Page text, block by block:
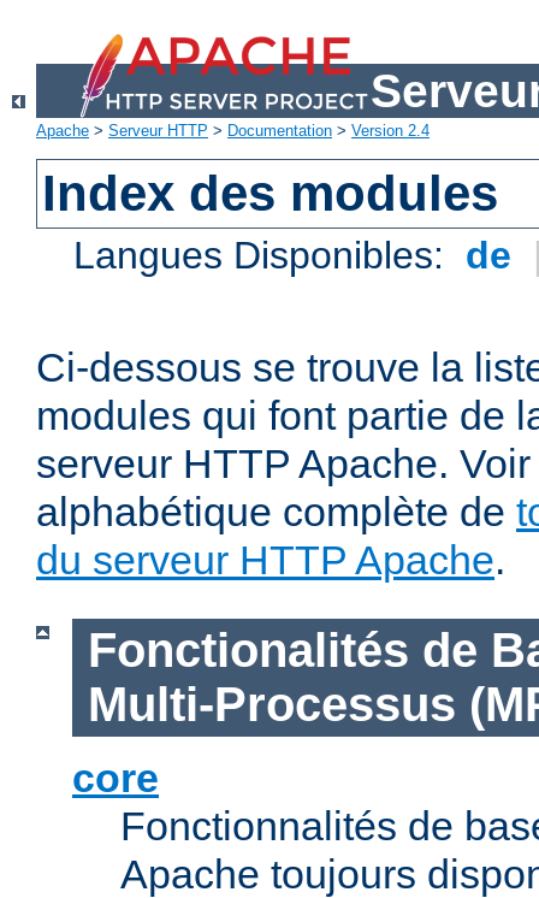
Apache > Serveur HTTP > Documentation > Version 2.4
Index des modules
Langues Disponibles: de
Ci-dessous se trouve la
modules qui font partie de
serveur HTTP Apache.
alphabétique complète de
du serveur HTTP Apache.
Fonctionalités de
Multi-Processus
core
Fonctionnalités de
Apache toujours